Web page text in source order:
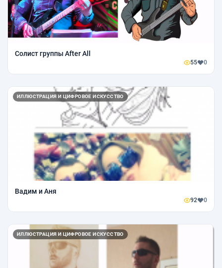
Солист группы After All
55 0
ИЛЛЮСТРАЦИЯ И ЦИФРОВОЕ ИСКУССТВО
Вадим и Аня
92 0
ИЛЛЮСТРАЦИЯ И ЦИФРОВОЕ ИСКУССТВО